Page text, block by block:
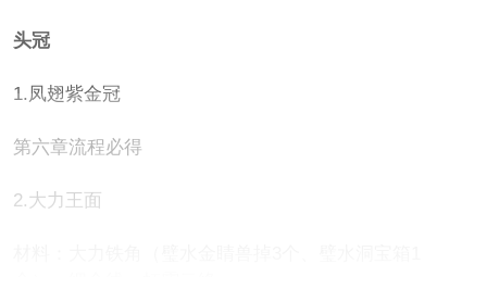
头冠
1.凤翅紫金冠
第六章流程必得
2.大力王面